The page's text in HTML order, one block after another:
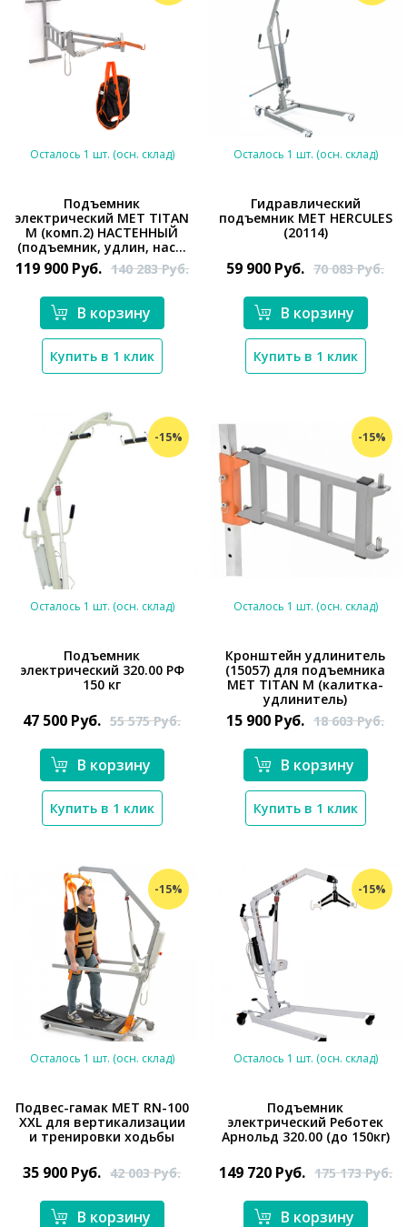
*}
Осталось 1 шт. (осн. склад)
Подъемник
электрический MET TITAN
M (комп.2) НАСТЕННЫЙ
(подъемник, удлин, нас...
119 900 Руб. 140 283Руб.
В корзину
Купить в 1 клик
*}
Осталось 1 шт. (осн. склад)
Гидравлический
подъемник MET HERCULES
(20114)
59 900 Руб. 70 083Руб.
В корзину
Купить в 1 клик
-15%
*}
Осталось 1 шт. (осн. склад)
Подъемник
электрический 320.00 РФ
150 кг
47 500 Руб. 55 575Руб.
В корзину
Купить в 1 клик
-15%
*}
Осталось 1 шт. (осн. склад)
Кронштейн удлинитель
(15057) для подъемника
MET TITAN M (калитка-
удлинитель)
15 900 Руб. 18 603Руб.
В корзину
Купить в 1 клик
-15%
*}
Осталось 1 шт. (осн. склад)
Подвес-гамак MET RN-100
XXL для вертикализации
и тренировки ходьбы
35 900 Руб. 42 003Руб.
В корзину
-15%
*}
Осталось 1 шт. (осн. склад)
Подъемник
электрический Реботек
Арнольд 320.00 (до 150кг)
149 720 Руб. 175 173Руб.
В корзину